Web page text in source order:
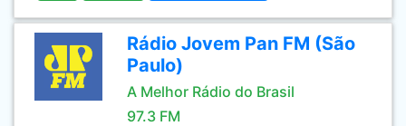
Rádio Jovem Pan FM (São
Paulo)
A Melhor Rádio do Brasil
97.3 FM